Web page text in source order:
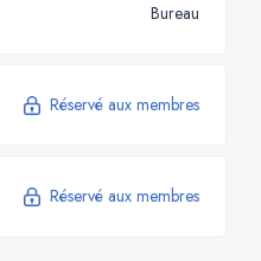
Bureau
Réservé aux membres
Réservé aux membres